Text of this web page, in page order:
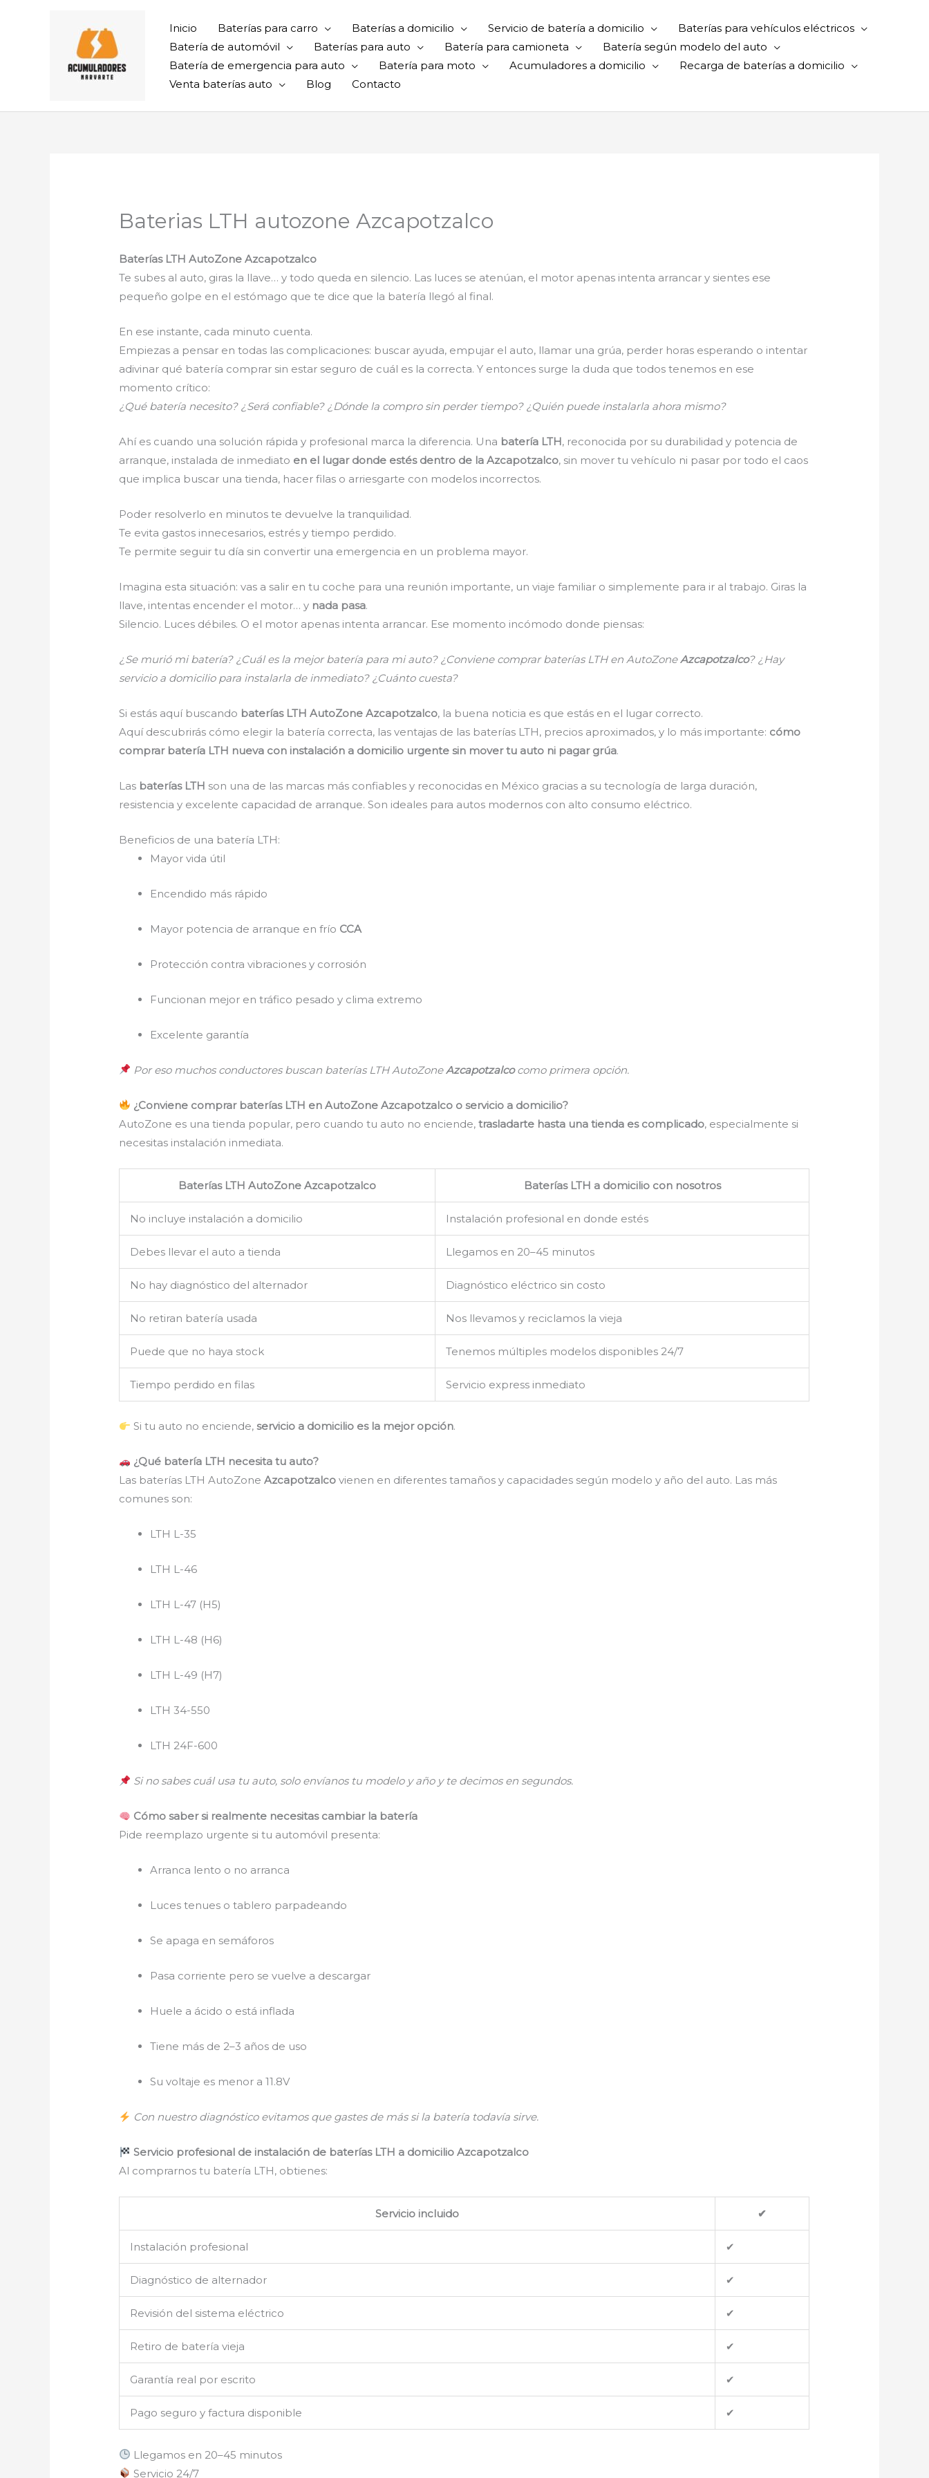
Inicio Baterías para carro Baterías a domicilio Servicio de batería a domicilio
Baterías para vehículos eléctricos
Batería de automóvil
Baterías para auto Batería para camioneta
Batería según modelo del auto
Batería de emergencia para auto
Batería para moto Acumuladores a domicilio
Recarga de baterías a domicilio
Venta baterías auto
Blog Contacto
Baterias LTH autozone Azcapotzalco
Baterías LTH AutoZone Azcapotzalco
Te subes al auto, giras la llave… y todo queda en silencio. Las luces se atenúan, el motor apenas intenta arrancar y sientes ese
pequeño golpe en el estómago que te dice que la batería llegó al final.
En ese instante, cada minuto cuenta.
Empiezas a pensar en todas las complicaciones: buscar ayuda, empujar el auto, llamar una grúa, perder horas esperando o intentar
adivinar qué batería comprar sin estar seguro de cuál es la correcta. Y entonces surge la duda que todos tenemos en ese
momento crítico:
¿Qué batería necesito? ¿Será confiable? ¿Dónde la compro sin perder tiempo? ¿Quién puede instalarla ahora mismo?
Ahí es cuando una solución rápida y profesional marca la diferencia. Una batería LTH, reconocida por su durabilidad y potencia de
arranque, instalada de inmediato en el lugar donde estés dentro de la Azcapotzalco, sin mover tu vehículo ni pasar por todo el caos
que implica buscar una tienda, hacer filas o arriesgarte con modelos incorrectos.
Poder resolverlo en minutos te devuelve la tranquilidad.
Te evita gastos innecesarios, estrés y tiempo perdido.
Te permite seguir tu día sin convertir una emergencia en un problema mayor.
Imagina esta situación: vas a salir en tu coche para una reunión importante, un viaje familiar o simplemente para ir al trabajo. Giras la
llave, intentas encender el motor… y nada pasa.
Silencio. Luces débiles. O el motor apenas intenta arrancar. Ese momento incómodo donde piensas:
¿Se murió mi batería? ¿Cuál es la mejor batería para mi auto? ¿Conviene comprar baterías LTH en AutoZoneAzcapotzalco? ¿Hay
servicio a domicilio para instalarla de inmediato? ¿Cuánto cuesta?
Si estás aquí buscando baterías LTH AutoZone Azcapotzalco, la buena noticia es que estás en el lugar correcto.
Aquí descubrirás cómo elegir la batería correcta, las ventajas de las baterías LTH, precios aproximados, y lo más importante: cómo
comprar batería LTH nueva con instalación a domicilio urgente sin mover tu auto ni pagar grúa.
Las baterías LTH son una de las marcas más confiables y reconocidas en México gracias a su tecnología de larga duración,
resistencia y excelente capacidad de arranque. Son ideales para autos modernos con alto consumo eléctrico.
Beneficios de una batería LTH:
Mayor vida útil
Encendido más rápido
Mayor potencia de arranque en frío CCA
Protección contra vibraciones y corrosión
Funcionan mejor en tráfico pesado y clima extremo
Excelente garantía
Por eso muchos conductores buscan baterías LTH AutoZoneAzcapotzalcocomo primera opción.
¿Conviene comprar baterías LTH en AutoZone Azcapotzalco o servicio a domicilio?
AutoZone es una tienda popular, pero cuando tu auto no enciende,trasladarte hasta una tienda es complicado, especialmente si
necesitas instalación inmediata.
Baterías LTH AutoZoneAzcapotzalco Baterías LTH a domicilio con nosotros
No incluye instalación a domicilio Instalación profesional en donde estés
Debes llevar el auto a tienda Llegamos en 20–45 minutos
No hay diagnóstico del alternador Diagnóstico eléctrico sin costo
No retiran batería usada Nos llevamos y reciclamos la vieja
Puede que no haya stock Tenemos múltiples modelos disponibles 24/7
Tiempo perdido en filas Servicio express inmediato
Si tu auto no enciende,servicio a domicilio es la mejor opción.
¿Qué batería LTH necesita tu auto?
Las baterías LTH AutoZoneAzcapotzalcovienen en diferentes tamaños y capacidades según modelo y año del auto. Las más
comunes son:
LTH L-35
LTH L-46
LTH L-47 (H5)
LTH L-48 (H6)
LTH L-49 (H7)
LTH 34-550
LTH 24F-600
Si no sabes cuál usa tu auto, solo envíanos tu modelo y año y te decimos en segundos.
Cómo saber si realmente necesitas cambiar la batería
Pide reemplazo urgente si tu automóvil presenta:
Arranca lento o no arranca
Luces tenues o tablero parpadeando
Se apaga en semáforos
Pasa corriente pero se vuelve a descargar
Huele a ácido o está inflada
Tiene más de 2–3 años de uso
Su voltaje es menor a 11.8V
Con nuestro diagnóstico evitamos que gastes de más si la batería todavía sirve.
Servicio profesional de instalación de baterías LTH a domicilio Azcapotzalco
Al comprarnos tu batería LTH, obtienes:
Servicio incluido ✔
Instalación profesional ✔
Diagnóstico de alternador ✔
Revisión del sistema eléctrico ✔
Retiro de batería vieja ✔
Garantía real por escrito ✔
Pago seguro y factura disponible ✔
Llegamos en 20–45 minutos
Servicio 24/7